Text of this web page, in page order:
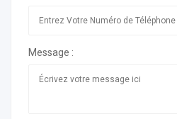
Message :